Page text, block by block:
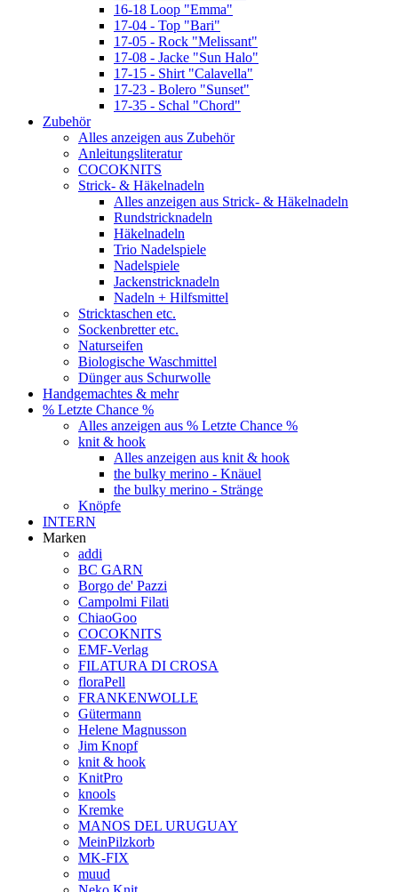
16-18 Loop "Emma"
17-04 - Top "Bari"
17-05 - Rock "Melissant"
17-08 - Jacke "Sun Halo"
17-15 - Shirt "Calavella"
17-23 - Bolero "Sunset"
17-35 - Schal "Chord"
Zubehör
Alles anzeigen aus Zubehör
Anleitungsliteratur
COCOKNITS
Strick- & Häkelnadeln
Alles anzeigen aus Strick- & Häkelnadeln
Rundstricknadeln
Häkelnadeln
Trio Nadelspiele
Nadelspiele
Jackenstricknadeln
Nadeln + Hilfsmittel
Stricktaschen etc.
Sockenbretter etc.
Naturseifen
Biologische Waschmittel
Dünger aus Schurwolle
Handgemachtes & mehr
% Letzte Chance %
Alles anzeigen aus % Letzte Chance %
knit & hook
Alles anzeigen aus knit & hook
the bulky merino - Knäuel
the bulky merino - Stränge
Knöpfe
INTERN
Marken
addi
BC GARN
Borgo de' Pazzi
Campolmi Filati
ChiaoGoo
COCOKNITS
EMF-Verlag
FILATURA DI CROSA
floraPell
FRANKENWOLLE
Gütermann
Helene Magnusson
Jim Knopf
knit & hook
KnitPro
knools
Kremke
MANOS DEL URUGUAY
MeinPilzkorb
MK-FIX
muud